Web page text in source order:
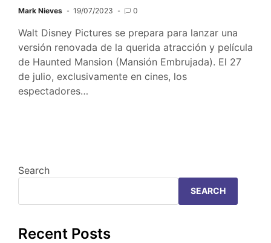
Mark Nieves 19/07/2023 0
Walt Disney Pictures se prepara para lanzar una
versión renovada de la querida atracción y película
de Haunted Mansion (Mansión Embrujada). El 27
de julio, exclusivamente en cines, los
espectadores…
Search
SEARCH
Recent Posts